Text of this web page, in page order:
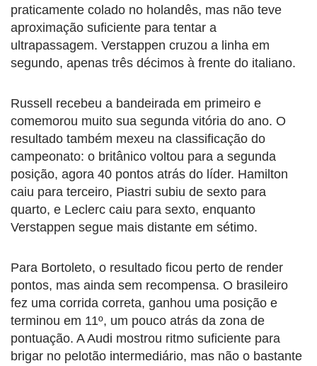
praticamente colado no holandês, mas não teve
aproximação suficiente para tentar a
ultrapassagem. Verstappen cruzou a linha em
segundo, apenas três décimos à frente do italiano.
Russell recebeu a bandeirada em primeiro e
comemorou muito sua segunda vitória do ano. O
resultado também mexeu na classificação do
campeonato: o britânico voltou para a segunda
posição, agora 40 pontos atrás do líder. Hamilton
caiu para terceiro, Piastri subiu de sexto para
quarto, e Leclerc caiu para sexto, enquanto
Verstappen segue mais distante em sétimo.
Para Bortoleto, o resultado ficou perto de render
pontos, mas ainda sem recompensa. O brasileiro
fez uma corrida correta, ganhou uma posição e
terminou em 11º, um pouco atrás da zona de
pontuação. A Audi mostrou ritmo suficiente para
brigar no pelotão intermediário, mas não o bastante